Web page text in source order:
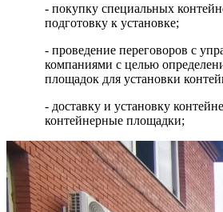
- покупку специальных
подготовку к установке;
- проведение переговоров с
компаниями с целью
площадок для установки
- доставку и установку
контейнерные площадки;